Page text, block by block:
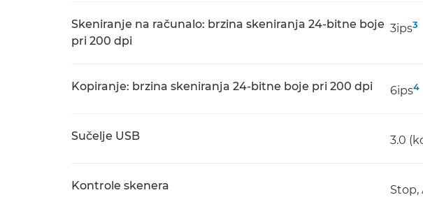
Skeniranje na računalo: brzina skeniranja 24-bitne boje
pri 200 dpi
3ips3
Kopiranje: brzina skeniranja 24-bitne boje pri 200 dpi 6ips4
Sučelje USB 3.0
Kontrole skenera Stop,